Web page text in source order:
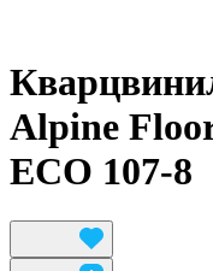
Alpine
ЕСО 107-8